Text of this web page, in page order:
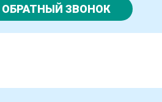
ОБРАТНЫЙ ЗВОНОК